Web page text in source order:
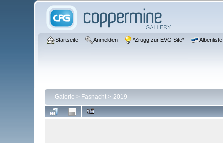
Startseite Anmelden *Zrugg zur EVG Site* Albenliste
Galerie > Fasnacht> 2019